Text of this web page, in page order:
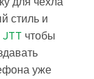
стиль и
JTT чтобы
уже